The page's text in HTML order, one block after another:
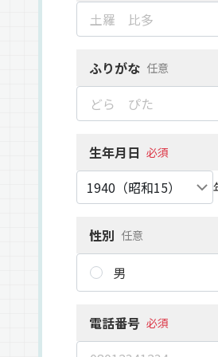
ふりがな 任意
生年月日 必須
性別 任意
男
電話番号 必須